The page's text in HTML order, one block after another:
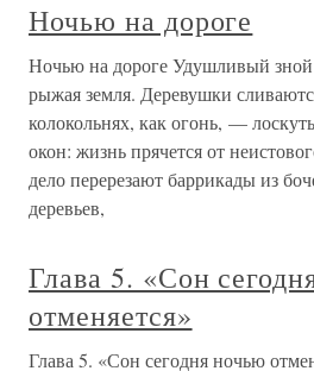
Ночью на дороге
Ночью на дороге Удушливый зной
рыжая земля. Деревушки
колокольнях, как огонь, —
окон: жизнь прячется от
дело перерезают баррикады из
деревьев,
Глава 5. «Сон
отменяется»
Глава 5. «Сон сегодня ночью